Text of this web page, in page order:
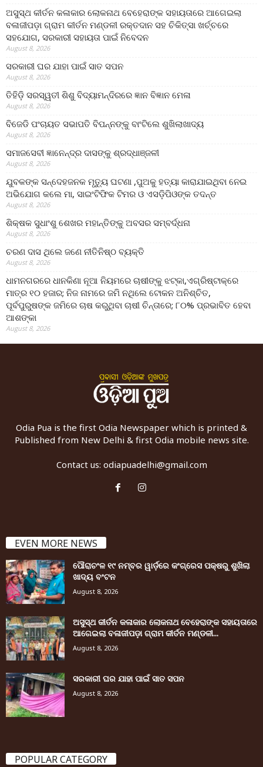
ଅସୁସ୍ଥ କୀର୍ତନ କଳାକାର ଲୋକନାଥ ବେହେରାଙ୍କ ସହାୟତାରେ ଆଗେଇଲା
ବଳାଜୀପଡ଼ା ଗ୍ରାମ କୀର୍ତନ ମଣ୍ଡଳୀ ରକ୍ତଦାନ ସହ ଚିକିତ୍ସା ଖର୍ଚ୍ଚରେ
ସହଯୋଗ, ସରକାରୀ ସହାୟତା ପାଇଁ ନିବେଦନ
August 8, 2026
ସରକାରୀ ଘର ଯାହା ପାଇଁ ସାତ ସପନ
August 8, 2026
ତିହିଡି଼ ସରସ୍ୱତୀ ଶିଶୁ ବିଦ୍ୟାମନ୍ଦିରରେ ଜ୍ଞାନ ବିଜ୍ଞାନ ମେଳା
August 8, 2026
ବିଜେଡି ପଂଚାୟତ ସଭାପତି ବିପନ୍ନଙ୍କୁ ବାଂଟିଲେ ଶୁଖିଲାଖାଦ୍ୟ
August 8, 2026
ସମାଜସେବୀ ଜ୍ଞାନେନ୍ଦ୍ର ଦାସଙ୍କୁ ଶ୍ରଦ୍ଧାଞ୍ଜଳୀ
August 8, 2026
ଯୁବକଙ୍କ ସନ୍ଦେହଜନକ ମୃତ୍ୟୁ ଘଟଣା ,ପୁଅକୁ ହତ୍ୟା କାରାଯାଇଥିବା ନେଇ
ଅଭିଯୋଗ କଲେ ମା, ସାଇଂଟିଫିକ ଟିମର ଓ ଏସଡ଼ିପିଓଙ୍କ ତଦନ୍ତ
August 8, 2026
ଶିକ୍ଷକ ସୁଧାଂଶୁ ଶେଖର ମହାନ୍ତିଙ୍କୁ ଅବସର ସମ୍ବର୍ଦ୍ଧନା
August 8, 2026
ଚରଣ ଦାସ ଥିଲେ ଜଣେ ନୀତିନିଷ୍ଠ ବ୍ୟକ୍ତି
August 8, 2026
ଧାମନଗରରେ ଧାନକିଣା ନୂଆ ନିୟମରେ ଚାଷୀଙ୍କୁ ଝଟ୍‌କା,ଏଗ୍ରିଷ୍ଟାକ୍‌ରେ
ମାତ୍ର ୧୦ ହଜାର; ନିଜ ନାମରେ ଜମି ନଥିଲେ ଟୋକନ ଅନିଶ୍ଚିତ,
ପୂର୍ବପୁରୁଷଙ୍କ ଜମିରେ ଚାଷ କରୁଥିବା ଚାଷୀ ଚିନ୍ତାରେ; ୮୦% ପ୍ରଭାବିତ ହେବା
ଆଶଙ୍କା
August 8, 2026
Odia Pua is the first Odia Newspaper which is printed &
Published from New Delhi & first Odia mobile news site.
Contact us: odiapuadelhi@gmail.com
EVEN MORE NEWS
ପୌରାଚଂଳ ୧୯ ନମ୍ବର ୱାର୍ଡ଼ରେ କଂଗ୍ରେସ ପକ୍ଷରୁ ଶୁଖିଲା
ଖାଦ୍ୟ ବଂଟନ
August 8, 2026
ଅସୁସ୍ଥ କୀର୍ତନ କଳାକାର ଲୋକନାଥ ବେହେରାଙ୍କ ସହାୟତାରେ
ଆଗେଇଲା ବଳାଜୀପଡ଼ା ଗ୍ରାମ କୀର୍ତନ ମଣ୍ଡଳୀ...
August 8, 2026
ସରକାରୀ ଘର ଯାହା ପାଇଁ ସାତ ସପନ
August 8, 2026
POPULAR CATEGORY